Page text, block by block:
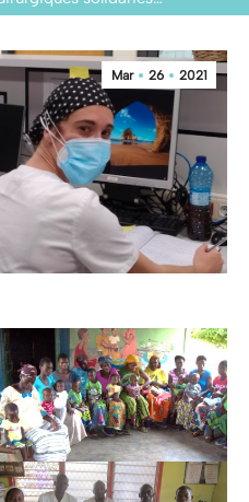
Mar 26 2021